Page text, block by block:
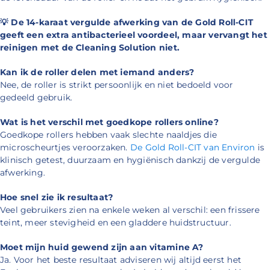
💡De 14-karaat vergulde afwerking van de Gold Roll-CIT
geeft een extra antibacterieel voordeel, maar vervangt het
reinigen met de Cleaning Solution niet.
Kan ik de roller delen met iemand anders?
Nee, de roller is strikt persoonlijk en niet bedoeld voor
gedeeld gebruik.
Wat is het verschil met goedkope rollers online?
Goedkope rollers hebben vaak slechte naaldjes die
microscheurtjes veroorzaken. De Gold Roll-CIT van Environ is
klinisch getest, duurzaam en hygiënisch dankzij de vergulde
afwerking.
Hoe snel zie ik resultaat?
Veel gebruikers zien na enkele weken al verschil: een frissere
teint, meer stevigheid en een gladdere huidstructuur.
Moet mijn huid gewend zijn aan vitamine A?
Ja. Voor het beste resultaat adviseren wij altijd eerst het